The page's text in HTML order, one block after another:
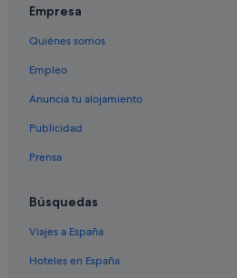
Empresa
Quiénes somos
Empleo
Anuncia tu alojamiento
Publicidad
Prensa
Búsquedas
Viajes a España
Hoteles en España